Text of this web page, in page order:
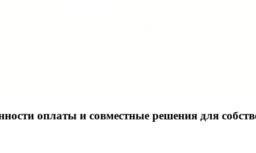
оплаты и совместные решения для